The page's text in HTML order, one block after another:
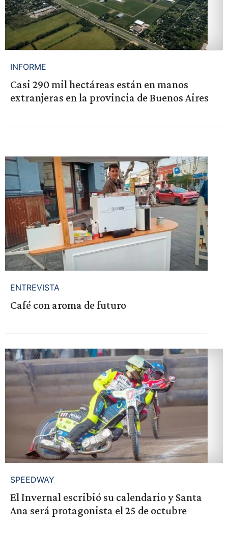
INFORME
Casi 290 mil hectáreas están en manos
extranjeras en la provincia de Buenos Aires
ENTREVISTA
Café con aroma de futuro
SPEEDWAY
El Invernal escribió su calendario y Santa
Ana será protagonista el 25 de octubre